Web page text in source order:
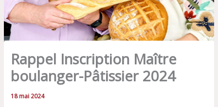
Rappel Inscription Maître
boulanger-Pâtissier 2024
18 mai 2024